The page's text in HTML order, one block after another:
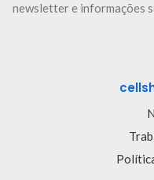
newsletter e informações